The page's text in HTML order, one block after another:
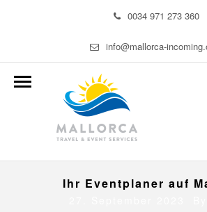
0034 971 273 360
info@mallorca-
Ihr Eventplaner auf